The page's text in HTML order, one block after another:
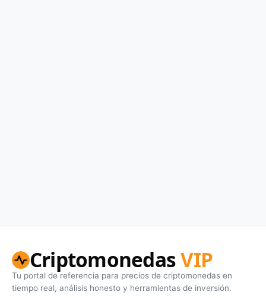
CriptomonedasVIP
Tu portal de referencia para precios de criptomonedas en
tiempo real, análisis honesto y herramientas de inversión.